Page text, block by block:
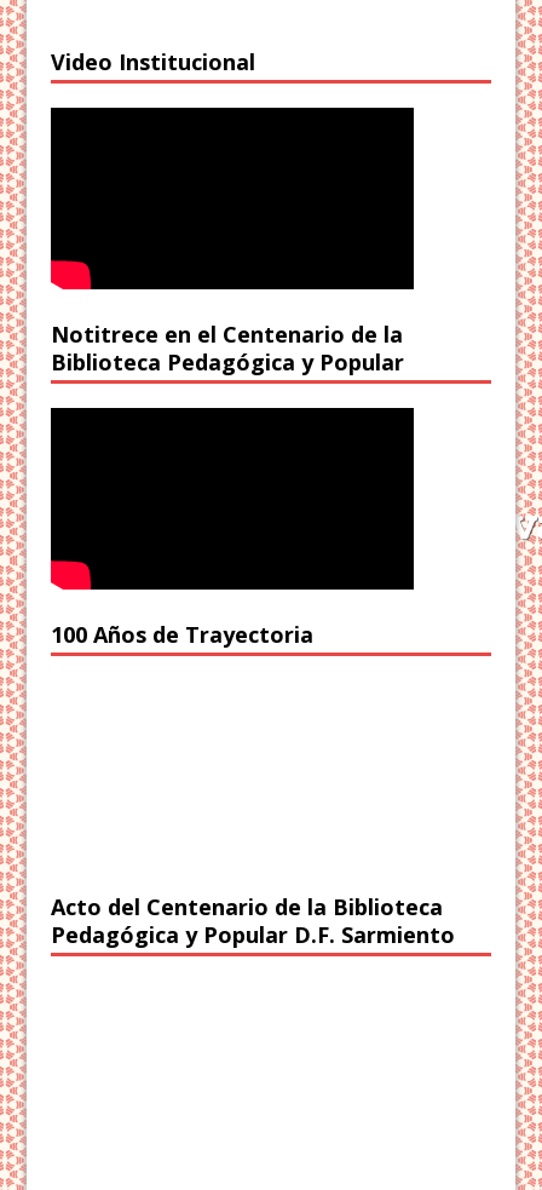
Video Institucional
Notitrece en el Centenario de la
Biblioteca Pedagógica y Popular
100 Años de Trayectoria
Acto del Centenario de la Biblioteca
Pedagógica y Popular D.F. Sarmiento